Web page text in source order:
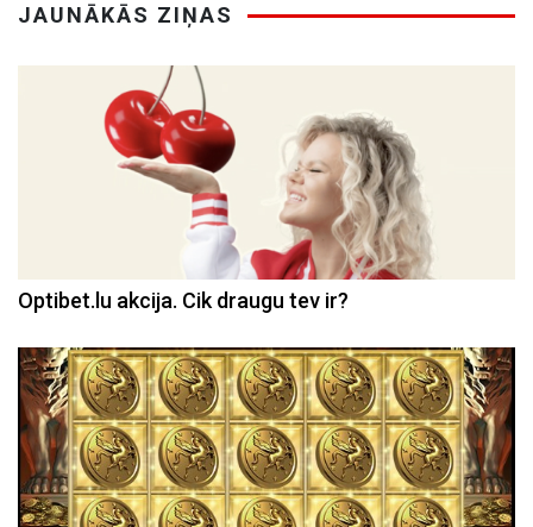
JAUNĀKĀS ZIŅAS
Optibet.lu akcija. Cik draugu tev ir?